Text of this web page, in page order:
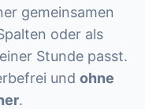
gemeinsamen
oder als
Stunde passt.
und ohne
.